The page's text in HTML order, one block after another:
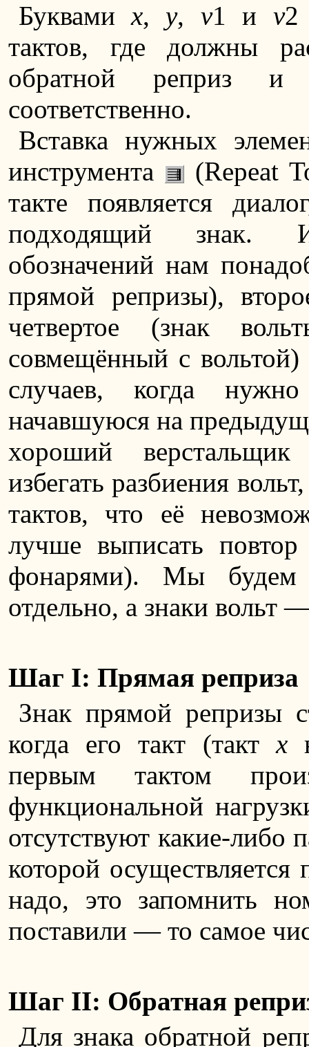
Буквамиx, y, v1 и v2
тактов, где должны
обратной реприз
соответственно.
Вставка нужных
инструмента
(Repeat
такте появляется
подходящий знак.
обозначений нам
прямой репризы),
четвертое (знак
совмещённый с вольтой)
случаев, когда
начавшуюся на
хороший
избегать разбиения
тактов, что её
лучше выписать повтор
фонарями). Мы будем
отдельно, а знаки вольт
Шаг I: Прямая реприза
Знак прямой репризы
когда его такт (тактx
первым тактом
функциональной
отсутствуют какие-либо
которой
надо, это запомнить
поставили — то самое
Шаг II: Обратная
Для знака обратной